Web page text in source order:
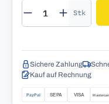
Produkt Stk
Sichere Zahlung
Kauf auf Rechnung